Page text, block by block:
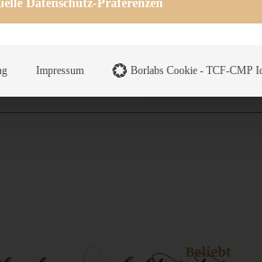
Beliebt
Datenschutz-Präferenzen
Impressum Borlabs Cookie - TCF-CMP